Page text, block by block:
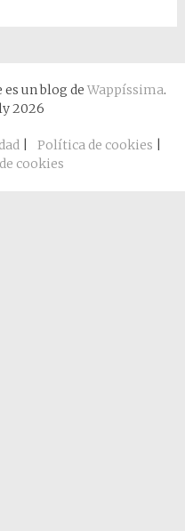
un blog de Wappíssima.
2026
| Política de cookies
cookies